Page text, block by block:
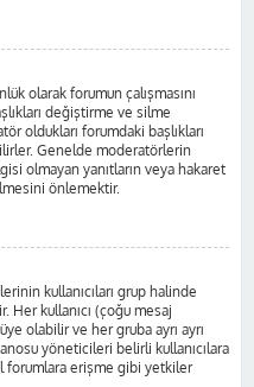
olarak forumun çalışmasını
değiştirme ve silme
oldukları forumdaki başlıkları
Genelde moderatörlerin
olmayan yanıtların veya hakaret
önlemektir.
kullanıcıları grup halinde
Her kullanıcı (çoğu mesaj
olabilir ve her gruba ayrı ayrı
yöneticileri belirli kullanıcılara
forumlara erişme gibi yetkiler